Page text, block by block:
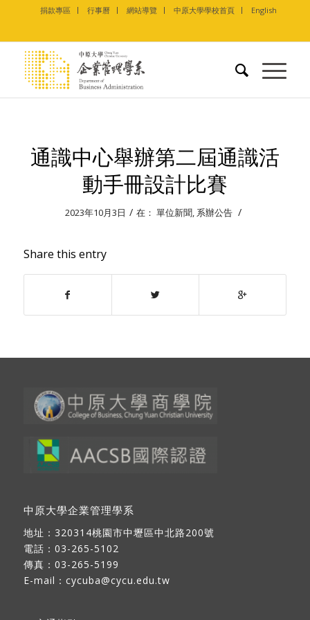
捐款專區 行事曆 網站導覽 中原大學學校首頁 English
通識中心舉辦第二屆通識活
動手冊設計比賽
2023年10月3日 / 在： 單位新聞, 系辦公告 /
Share this entry
中原大學企業管理學系
地址： 320314桃園市中壢區中北路200號
電話：03-265-5102
傳真：03-265-5199
E-mail： cycuba@cycu.edu.tw